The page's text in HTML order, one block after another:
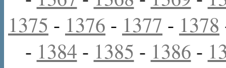
1375 - 1376 - 1377 - 1378
- 1384 - 1385 - 1386 -